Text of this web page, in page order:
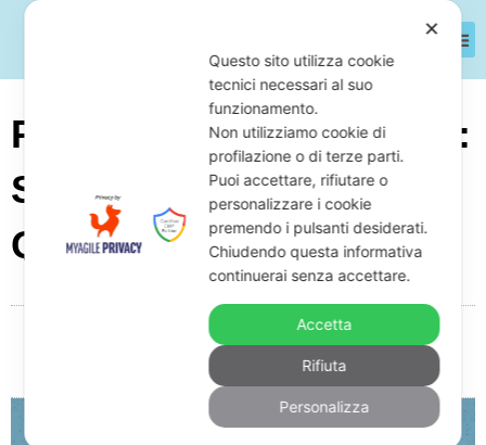
Pignoramento Postepay:
Si Può Pignorare e
Quanto Possono?
Giuseppe Monardo
08:14
Nessun commento
✕
Questo sito utilizza cookie
tecnici necessari al suo
funzionamento.
Non utilizziamo cookie di
profilazione o di terze parti.
Puoi accettare, rifiutare o
personalizzare i cookie
premendo i pulsanti desiderati.
Chiudendo questa informativa
continuerai senza accettare.
Accetta
Rifiuta
Personalizza